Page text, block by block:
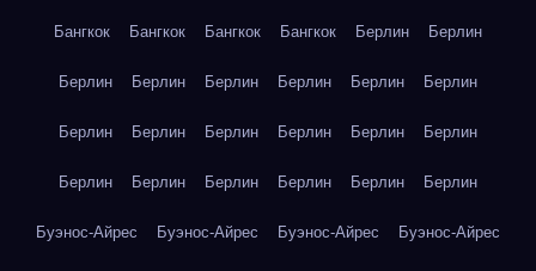
Бангкок Бангкок Бангкок Бангкок Берлин Берлин
Берлин Берлин Берлин Берлин Берлин Берлин
Берлин Берлин Берлин Берлин Берлин Берлин
Берлин Берлин Берлин Берлин Берлин Берлин
Буэнос-Айрес Буэнос-Айрес Буэнос-Айрес Буэнос-Айрес